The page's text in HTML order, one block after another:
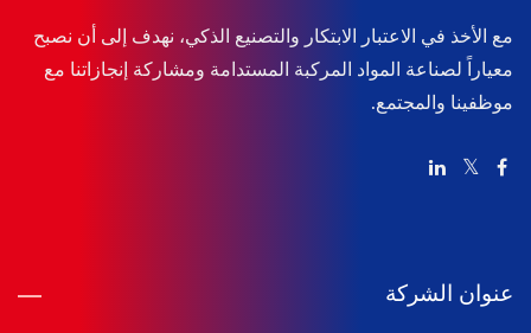
مع الأخذ في الاعتبار الابتكار والتصنيع الذكي، نهدف إلى أن نصبح
معياراً لصناعة المواد المركبة المستدامة ومشاركة إنجازاتنا مع
موظفينا والمجتمع.
عنوان الشركة